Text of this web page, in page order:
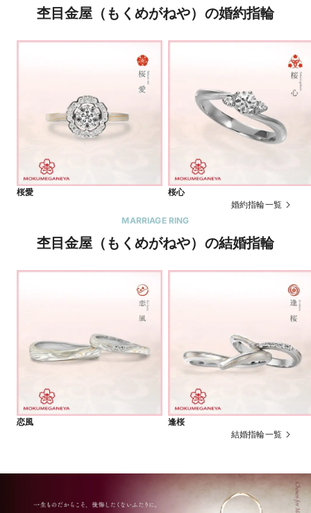
杢目金屋（もくめがねや）の婚約指輪
桜愛
桜心
婚約指輪一覧
MARRIAGE RING
杢目金屋（もくめがねや）の結婚指輪
恋風
逢桜
結婚指輪一覧